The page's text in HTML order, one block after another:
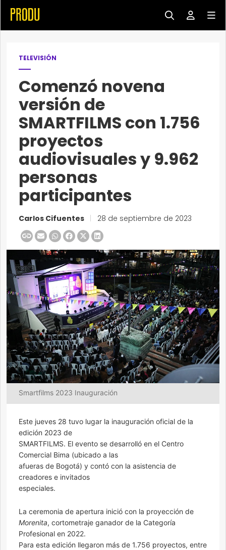
TELEVISIÓN
Comenzó novena
versión de
SMARTFILMS con 1.756
proyectos
audiovisuales y 9.962
personas
participantes
Carlos Cifuentes 28 de septiembre de 2023
Smartfilms 2023 Inauguración
Este jueves 28 tuvo lugar la inauguración oficial de la
edición 2023 de
SMARTFILMS. El evento se desarrolló en el Centro
Comercial Bima (ubicado a las
afueras de Bogotá) y contó con la asistencia de
creadores e invitados
especiales.
La ceremonia de apertura inició con la proyección de
Morenita, cortometraje ganador de la Categoría
Profesional en 2022.
Para esta edición llegaron más de 1.756 proyectos, entre